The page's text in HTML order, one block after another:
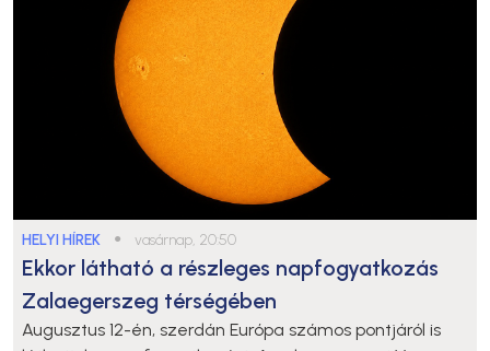
HELYI HÍREK ● vasárnap, 20:50
Ekkor látható a részleges napfogyatkozás
Zalaegerszeg térségében
Augusztus 12-én, szerdán Európa számos pontjáról is